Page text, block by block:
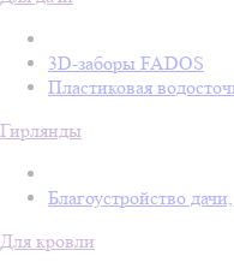
3D-заборы FADOS
Пластиковая
Гирлянды
Благоустройство
Для кровли